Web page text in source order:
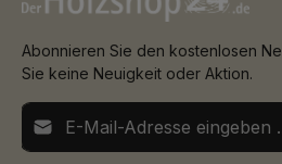
Abonnieren Sie den kostenlosen
Sie keine Neuigkeit oder Aktion.
E-Mail-Adresse*